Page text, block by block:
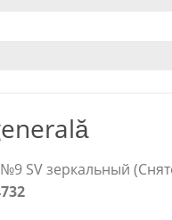
SV зеркальный